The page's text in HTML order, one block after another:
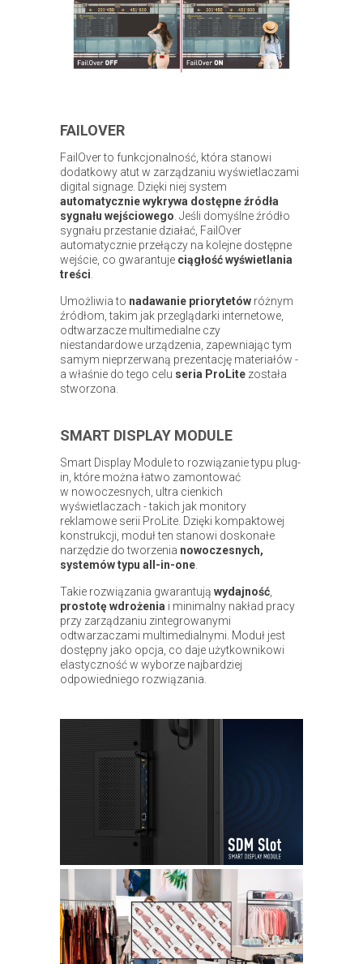
FAILOVER
FailOver to funkcjonalność, która stanowi
dodatkowy atut w zarządzaniu wyświetlaczami
digital signage. Dzięki niej system
automatycznie wykrywa dostępne źródła
sygnału wejściowego . Jeśli domyślne źródło
sygnału przestanie działać, FailOver
automatycznie przełączy na kolejne dostępne
wejście, co gwarantuje ciągłość wyświetlania
treści
Umożliwia to nadawanie priorytetów różnym
źródłom, takim jak przeglądarki internetowe,
odtwarzacze multimedialne czy
niestandardowe urządzenia, zapewniając tym
samym nieprzerwaną prezentację materiałów -
a właśnie do tego celu seria ProLite została
stworzona.
SMART DISPLAY MODULE
Smart Display Module to rozwiązanie typu plug-
in, które można łatwo zamontować
w nowoczesnych, ultra cienkich
wyświetlaczach - takich jak monitory
reklamowe serii ProLite. Dzięki kompaktowej
konstrukcji, moduł ten stanowi doskonałe
narzędzie do tworzenia nowoczesnych,
systemów typu all-in-one
Takie rozwiązania gwarantują wydajność
prostotę wdrożenia i minimalny nakład pracy
przy zarządzaniu zintegrowanymi
odtwarzaczami multimedialnymi. Moduł jest
dostępny jako opcja, co daje użytkownikowi
elastyczność w wyborze najbardziej
odpowiedniego rozwiązania.